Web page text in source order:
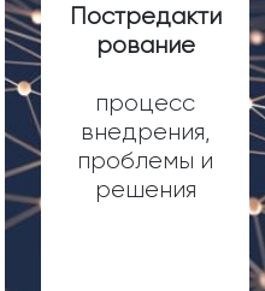
Постредакти
рование
процесс
внедрения,
проблемы и
решения